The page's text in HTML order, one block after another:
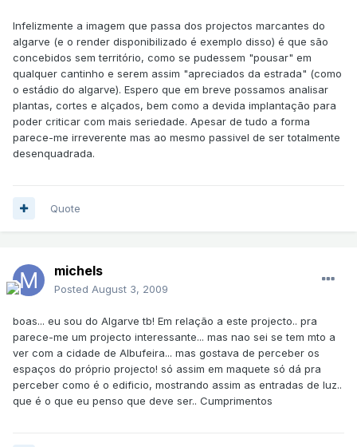
Infelizmente a imagem que passa dos projectos marcantes do
algarve (e o render disponibilizado é exemplo disso) é que são
concebidos sem território, como se pudessem "pousar" em
qualquer cantinho e serem assim "apreciados da estrada" (como
o estádio do algarve). Espero que em breve possamos analisar
plantas, cortes e alçados, bem como a devida implantação para
poder criticar com mais seriedade. Apesar de tudo a forma
parece-me irreverente mas ao mesmo passivel de ser totalmente
desenquadrada.
Quote
michels
Posted August 3, 2009
boas... eu sou do Algarve tb! Em relação a este projecto.. pra
parece-me um projecto interessante... mas nao sei se tem mto a
ver com a cidade de Albufeira... mas gostava de perceber os
espaços do próprio projecto! só assim em maquete só dá pra
perceber como é o edificio, mostrando assim as entradas de luz..
que é o que eu penso que deve ser.. Cumprimentos